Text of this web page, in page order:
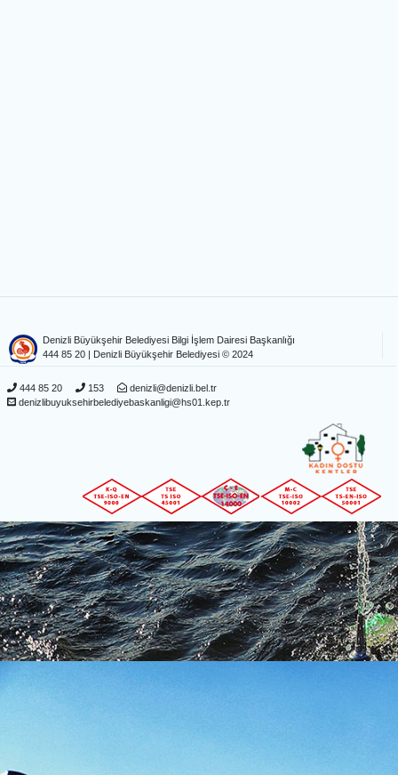
Denizli Büyükşehir Belediyesi Bilgi İşlem Dairesi Başkanlığı
444 85 20 | Denizli Büyükşehir Belediyesi © 2024
444 85 20 153
denizli@denizli.bel.tr
denizlibuyuksehirbelediyebaskanligi@hs01.kep.tr